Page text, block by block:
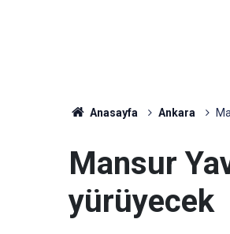
Anasayfa Ankara
Mansur
yürüyecek